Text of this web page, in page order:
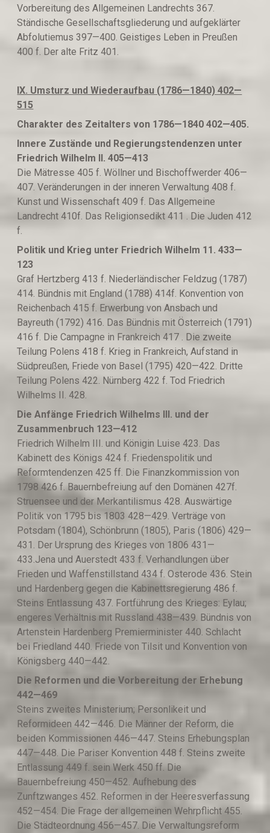
Vorbereitung des Allgemeinen Landrechts 367.
Ständische Gesellschaftsgliederung und aufgeklärter
Abfolutiemus 397—400. Geistiges Leben in Preußen
400 f. Der alte Fritz 401.
IX. Umsturz und Wiederaufbau (1786—1840) 402—
515
Charakter des Zeitalters von 1786—1840 402—405.
Innere Zustände und Regierungstendenzen unter
Friedrich Wilhelm II. 405—413
Die Mätresse 405 f. Wöllner und Bischoffwerder 406—
407. Veränderungen in der inneren Verwaltung 408 f.
Kunst und Wissenschaft 409 f. Das Allgemeine
Landrecht 410f. Das Religionsedikt 411 . Die Juden 412
f.
Politik und Krieg unter Friedrich Wilhelm 11. 433—
123
Graf Hertzberg 413 f. Niederländischer Feldzug (1787)
414. Bündnis mit England (1788) 414f. Konvention von
Reichenbach 415 f. Erwerbung von Ansbach und
Bayreuth (1792) 416. Das Bündnis mit Österreich (1791)
416 f. Die Campagne in Frankreich 417 . Die zweite
Teilung Polens 418 f. Krieg in Frankreich, Aufstand in
Südpreußen, Friede von Basel (1795) 420—422. Dritte
Teilung Polens 422. Nürnberg 422 f. Tod Friedrich
Wilhelms II. 428.
Die Anfänge Friedrich Wilhelms III. und der
Zusammenbruch 123—412
Friedrich Wilhelm III. und Königin Luise 423. Das
Kabinett des Königs 424 f. Friedenspolitik und
Reformtendenzen 425 ff. Die Finanzkommission von
1798 426 f. Bauernbefreiung auf den Domänen 427f.
Struensee und der Merkantilismus 428. Auswärtige
Politik von 1795 bis 1803 428—429. Verträge von
Potsdam (1804), Schönbrunn (1805), Paris (1806) 429—
431. Der Ursprung des Krieges von 1806 431—
433.Jena und Auerstedt 433 f. Verhandlungen über
Frieden und Waffenstillstand 434 f. Osterode 436. Stein
und Hardenberg gegen die Kabinettsregierung 486 f.
Steins Entlassung 437. Fortführung des Krieges: Eylau;
engeres Verhältnis mit Russland 438—439. Bündnis von
Artenstein Hardenberg Premierminister 440. Schlacht
bei Friedland 440. Friede von Tilsit und Konvention von
Königsberg 440—442.
Die Reformen und die Vorbereitung der Erhebung
442—469
Steins zweites Ministerium; Personlikeit und
Reformideen 442—446. Die Männer der Reform, die
beiden Kommissionen 446—447. Steins Erhebungsplan
447—448. Die Pariser Konvention 448 f. Steins zweite
Entlassung 449 f. sein Werk 450 ff. Die
Bauernbefreiung 450—452. Aufhebung des
Zunftzwanges 452. Reformen in der Heeresverfassung
452—454. Die Frage der allgemeinen Wehrpflicht 455.
Die Städteordnung 456—457. Die Verwaltungsreform